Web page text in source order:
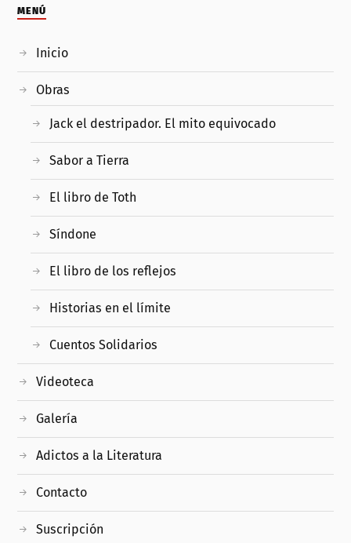
MENÚ
Inicio
Obras
Jack el destripador. El mito equivocado
Sabor a Tierra
El libro de Toth
Síndone
El libro de los reflejos
Historias en el límite
Cuentos Solidarios
Videoteca
Galería
Adictos a la Literatura
Contacto
Suscripción